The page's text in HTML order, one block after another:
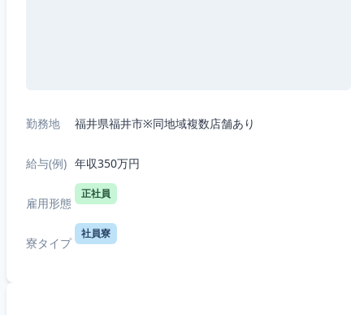
勤務地 福井県福井市※同地域複数店舗あり
給与(例) 年収350万円
雇用形態
正社員
寮タイプ
社員寮